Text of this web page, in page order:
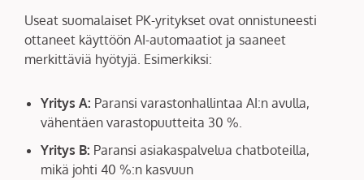
Useat suomalaiset PK-yritykset ovat onnistuneesti
ottaneet käyttöön AI-automaatiot ja saaneet
merkittäviä hyötyjä. Esimerkiksi:
Yritys A: Paransi varastonhallintaa AI:n avulla,
vähentäen varastopuutteita 30 %.
Yritys B: Paransi asiakaspalvelua chatboteilla,
mikä johti 40 %:n kasvuun